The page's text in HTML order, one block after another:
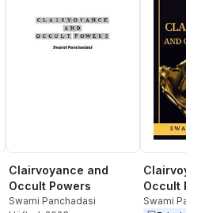
Clairvoyance and
Occult Powers
Swami Panchadasi
Clairvoyance
Occult
Swami